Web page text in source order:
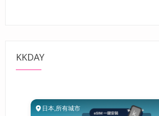
KKDAY